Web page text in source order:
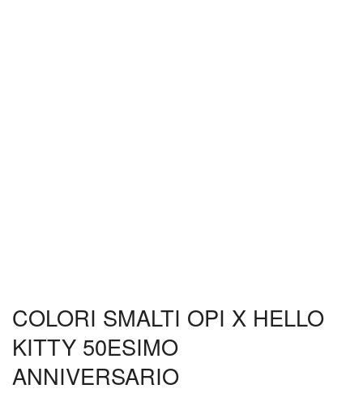
COLORI SMALTI OPI X HELLO
KITTY 50ESIMO
ANNIVERSARIO